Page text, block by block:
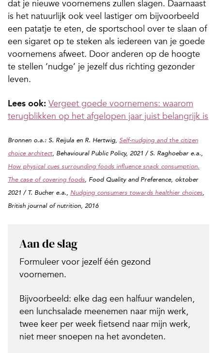
dat je nieuwe voornemens zullen slagen. Daarnaast
is het natuurlijk ook veel lastiger om bijvoorbeeld
een patatje te eten, de sportschool over te slaan of
een sigaret op te steken als iedereen van je goede
voornemens afweet. Door anderen op de hoogte
te stellen ‘nudge’ je jezelf dus richting gezonder
leven.
Lees ook: Vergeet goede voornemens: waarom
terugblikken op het afgelopen jaar juist belangrijk is
Bronnen o.a.: S. Reijula en R. Hertwig, Self-nudging and the citizen
choice architect, Behavioural Public Policy, 2021 / S. Raghoebar e.a.,
How physical cues surrounding foods influence snack consumption.
The case of covering foods, Food Quality and Preference, oktober
2021 / T. Bucher e.a., Nudging consumers towards healthier choices,
British journal of nutrition, 2016
Aan de slag
Formuleer voor jezelf één gezond
voornemen.
Bijvoorbeeld: elke dag een halfuur wandelen,
een lunchsalade meenemen naar mijn werk,
twee keer per week fietsend naar mijn werk,
niet meer snoepen na het avondeten.